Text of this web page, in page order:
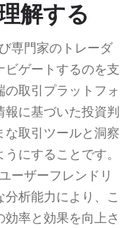
解する
専門家のトレーダ
ビゲートするのを支
取引プラットフォ
に基づいた投資判
な取引ツールと洞察
にすることです。
ーザーフレンドリ
析能力により、こ
率と効果を向上さ